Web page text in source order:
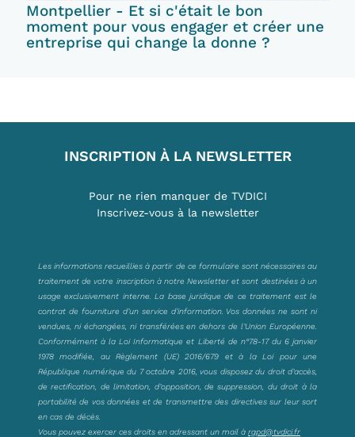
Montpellier - Et si c'était le bon
moment pour vous engager et créer une
entreprise qui change la donne ?
INSCRIPTION À LA NEWSLETTER
Pour ne rien manquer de TVDICI
Inscrivez-vous à la newsletter
Les informations recueillies à partir de ce formulaire sont nécessaires au
traitement de votre inscription à notre Newsletter et sont destinées à un
usage exclusivement interne. La base juridique de ce traitement est le
contrat de fourniture d’un service d’information. Vos données ne sont ni
vendues, ni échangées, ni transférées en dehors de l’Union Européenne.
Conformément à la Loi Informatique et Liberté de n°78-17 du 6 janvier
1978 modifiée, au Règlement (UE) 2016/679 et à la Loi pour une
République numérique du 7 octobre 2016, vous disposez du droit d’accès,
de rectification, de limitation, d’opposition, de suppression, du droit à la
portabilité de vos données et de transmettre des directives sur leur sort
en cas de décès.
Vous pouvez exercer ces droits en adressant un mail à rgpd@tvdici.fr